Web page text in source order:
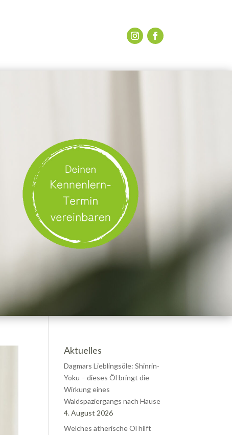
Aktuelles
Dagmars Lieblingsöle: Shinrin-
Yoku – dieses Öl bringt die
Wirkung eines
Waldspaziergangs nach Hause
4. August 2026
Welches ätherische Öl hilft